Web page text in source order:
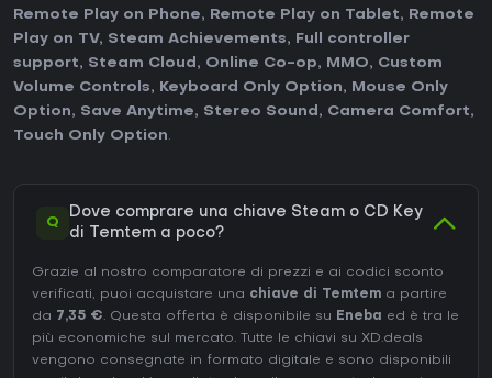
Remote Play on Phone, Remote Play on Tablet,
Remote
Play on TV, Steam Achievements,
Full controller
support, Steam Cloud , Online Co-op, MMO, Custom
Volume Controls, Keyboard Only Option,
Mouse Only
Option, Save Anytime, Stereo Sound , Camera Comfort,
Touch Only Option.
Q
Dove comprare una chiave Steam o CD Key
di Temtem a poco?
Grazie al nostro comparatore di prezzi e ai codici sconto
verificati, puoi acquistare una chiave di Temtem a partire
da 7,35 €. Questa offerta è disponibile su Eneba
ed è tra le
più economiche sul mercato. Tutte le chiavi su XD.deals
vengono consegnate in formato digitale e sono disponibili